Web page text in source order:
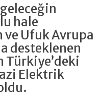
hale
Ufuk Avrupa
desteklenen
Türkiye’deki
Elektrik